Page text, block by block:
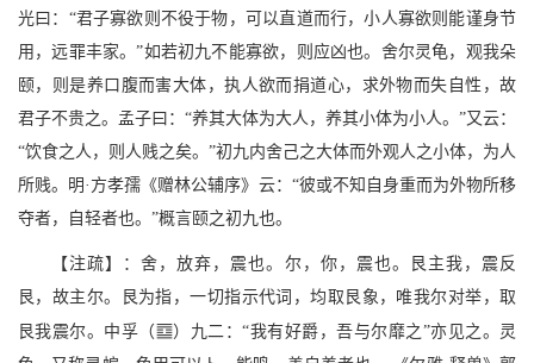
光曰：“君子寡欲则不役于物，可以直道而行，小人寡欲则能谨身节
用，远罪丰家。”如若初九不能寡欲，则应凶也。舍尔灵龟，观我朵
颐，则是养口腹而害大体，执人欲而捐道心，求外物而失自性，故
君子不贵之。孟子曰：“养其大体为大人，养其小体为小人。”又云：
“饮食之人，则人贱之矣。”初九内舍己之大体而外观人之小体，为人
所贱。明·方孝孺《赠林公辅序》云：“彼或不知自身重而为外物所移
夺者，自轻者也。”概言颐之初九也。
【注疏】：舍，放弃，震也。尔，你，震也。艮主我，震反
艮，故主尔。艮为指，一切指示代词，均取艮象，唯我尔对举，取
艮我震尔。中孚（M）九二：“我有好爵，吾与尔靡之”亦见之。灵